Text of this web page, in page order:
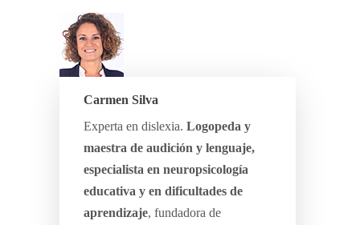
Carmen Silva
Experta en dislexia. Logopeda y
maestra de audición y lenguaje,
especialista en neuropsicología
educativa y en dificultades de
aprendizaje, fundadora de